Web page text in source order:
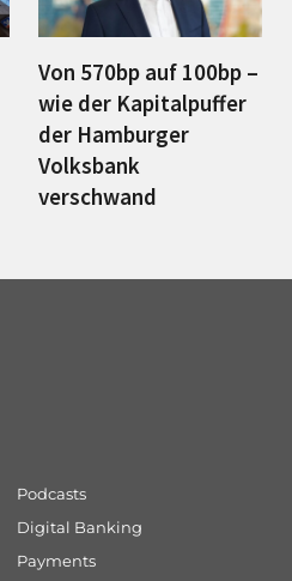
Von 570bp auf 100bp –
wie der Kapitalpuffer
der Hamburger
Volksbank
verschwand
Podcasts
Digital Banking
Payments